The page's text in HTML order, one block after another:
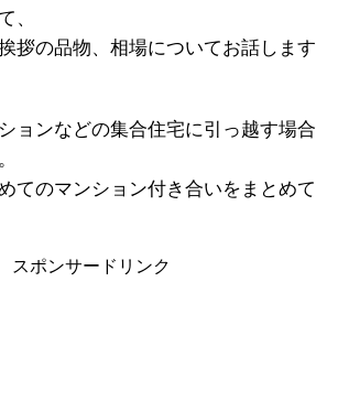
、
拶の品物、相場についてお話します
ョンなどの集合住宅に引っ越す場合
てのマンション付き合いをまとめて
スポンサードリンク